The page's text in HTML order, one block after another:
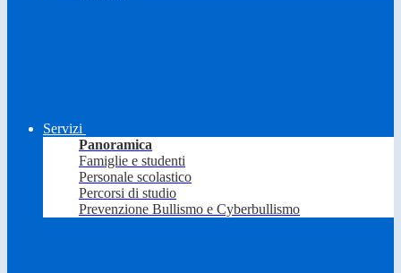
Servizi
Panoramica
Famiglie e studenti
Personale scolastico
Percorsi di studio
Prevenzione Bullismo e Cyberbullismo